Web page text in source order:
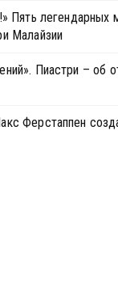
Пять легендарных
Малайзии
Пиастри – об
Ферстаппен